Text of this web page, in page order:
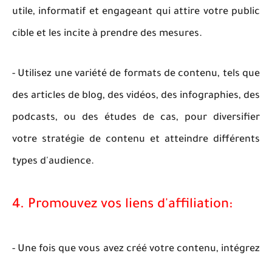
utile, informatif et engageant qui attire votre public
cible et les incite à prendre des mesures.
- Utilisez une variété de formats de contenu, tels que
des articles de blog, des vidéos, des infographies, des
podcasts, ou des études de cas, pour diversifier
votre stratégie de contenu et atteindre différents
types d'audience.
4. Promouvez vos liens d'affiliation:
- Une fois que vous avez créé votre contenu, intégrez